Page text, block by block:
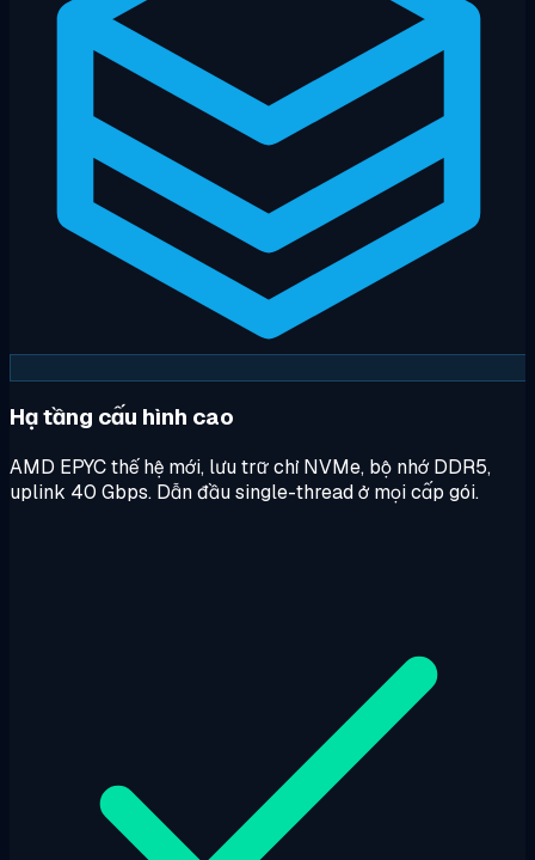
Hạ tầng cấu hình cao
AMD EPYC thế hệ mới, lưu trữ chỉ NVMe, bộ nhớ DDR5,
uplink 40 Gbps. Dẫn đầu single-thread ở mọi cấp gói.